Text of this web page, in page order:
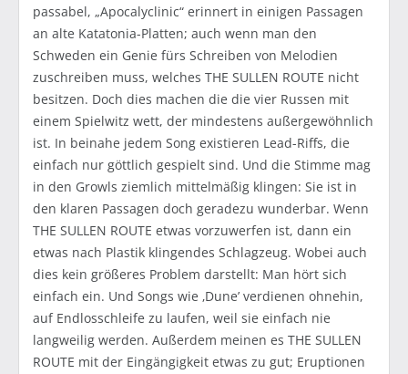
passabel, „Apocalyclinic“ erinnert in einigen Passagen
an alte Katatonia-Platten; auch wenn man den
Schweden ein Genie fürs Schreiben von Melodien
zuschreiben muss, welches THE SULLEN ROUTE nicht
besitzen. Doch dies machen die die vier Russen mit
einem Spielwitz wett, der mindestens außergewöhnlich
ist. In beinahe jedem Song existieren Lead-Riffs, die
einfach nur göttlich gespielt sind. Und die Stimme mag
in den Growls ziemlich mittelmäßig klingen: Sie ist in
den klaren Passagen doch geradezu wunderbar. Wenn
THE SULLEN ROUTE etwas vorzuwerfen ist, dann ein
etwas nach Plastik klingendes Schlagzeug. Wobei auch
dies kein größeres Problem darstellt: Man hört sich
einfach ein. Und Songs wie ‚Dune’ verdienen ohnehin,
auf Endlosschleife zu laufen, weil sie einfach nie
langweilig werden. Außerdem meinen es THE SULLEN
ROUTE mit der Eingängigkeit etwas zu gut; Eruptionen